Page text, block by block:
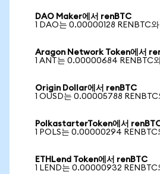
DAO Maker에서 renBTC
1 DAO는 0.00000128 RENBTC와
Aragon Network Token에서
1 ANT는 0.00000684 RENBTC
Origin Dollar에서 renBTC
1 OUSD는 0.00005788 RENBTC
PolkastarterToken에서
1 POLS는 0.00000294 RENBTC
ETHLend Token에서 renBTC
1 LEND는 0.00000932 RENBTC